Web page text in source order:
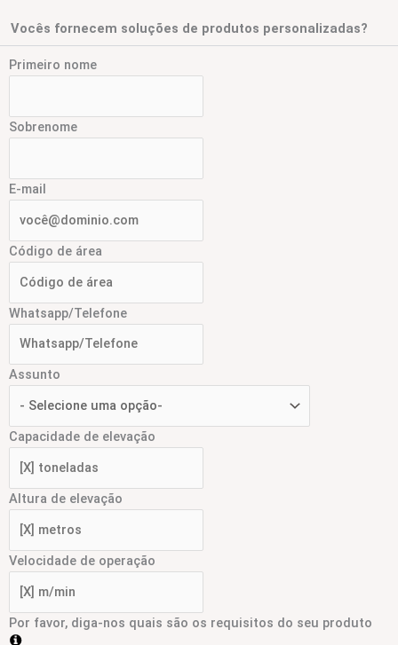
Vocês fornecem soluções de produtos personalizadas?
Primeiro nome
Sobrenome
E-mail
Código de área
Whatsapp/Telefone
Assunto
Capacidade de elevação
Altura de elevação
Velocidade de operação
Por favor, diga-nos quais são os requisitos do seu produto